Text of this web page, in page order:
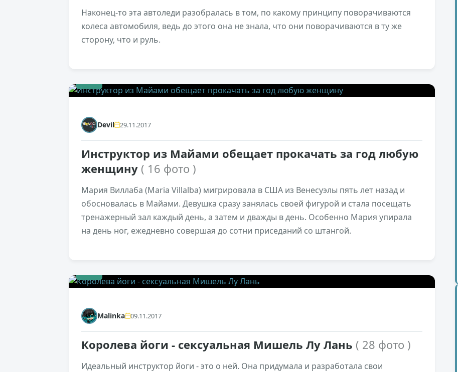
Наконец-то эта автоледи разобралась в том, по какому принципу поворачиваются
колеса автомобиля, ведь до этого она не знала, что они поворачиваются в ту же
сторону, что и руль.
Devil 29.11.2017
Инструктор из Майами обещает прокачать за год любую
женщину ( 16 фото )
Мария Виллаба (Maria Villalba) мигрировала в США из Венесуэлы пять лет назад и
обосновалась в Майами. Девушка сразу занялась своей фигурой и стала посещать
тренажерный зал каждый день, а затем и дважды в день. Особенно Мария упирала
на день ног, ежедневно совершая до сотни приседаний со штангой.
Malinka 09.11.2017
Королева йоги - сексуальная Мишель Лу Лань ( 28 фото )
Идеальный инструктор йоги - это о ней. Она придумала и разработала свои